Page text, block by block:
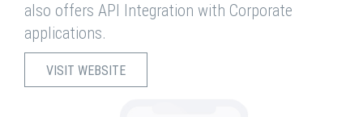
also offers API Integration with Corporate
applications.
VISIT WEBSITE